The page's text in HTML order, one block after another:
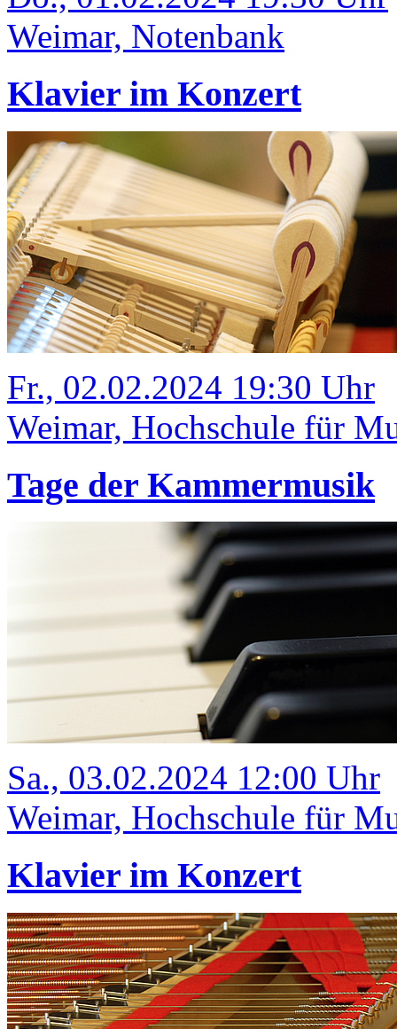
Weimar, Notenbank
Klavier im Konzert
Fr., 02.02.2024 19:30 Uhr
Weimar, Hochschule für
Tage der Kammermusik
Sa., 03.02.2024 12:00 Uhr
Weimar, Hochschule für
Klavier im Konzert